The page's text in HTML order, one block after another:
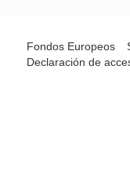
Fondos Europeos
Declaración de